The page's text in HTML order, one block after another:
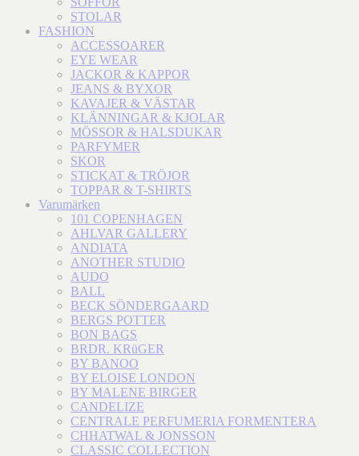
STOLAR
FASHION
ACCESSOARER
EYE WEAR
JACKOR & KAPPOR
JEANS & BYXOR
KAVAJER & VÄSTAR
KLÄNNINGAR & KJOLAR
MÖSSOR & HALSDUKAR
PARFYMER
SKOR
STICKAT & TRÖJOR
TOPPAR & T-SHIRTS
Varumärken
101 COPENHAGEN
AHLVAR GALLERY
ANDIATA
ANOTHER STUDIO
AUDO
BALL
BECK SÖNDERGAARD
BERGS POTTER
BON BAGS
BRDR. KRüGER
BY BANOO
BY ELOISE LONDON
BY MALENE BIRGER
CANDELIZE
CENTRALE PERFUMERIA FORMENTERA
CHHATWAL & JONSSON
CLASSIC COLLECTION